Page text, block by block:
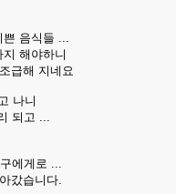
쁜 음식들 ...
해야하니
급해 지네요
나니
되고 ...
에게로 ...
갔습니다.